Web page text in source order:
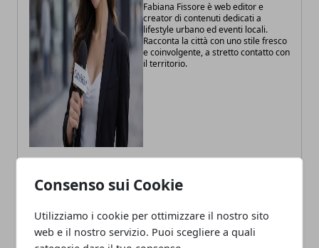
Consenso sui Cookie
Utilizziamo i cookie per ottimizzare il nostro sito
web e il nostro servizio. Puoi scegliere a quali
Fabiana Fissore è web editor e
creator di contenuti dedicati a
lifestyle urbano ed eventi locali.
Racconta la città con uno stile fresco
e coinvolgente, a stretto contatto con
il territorio.